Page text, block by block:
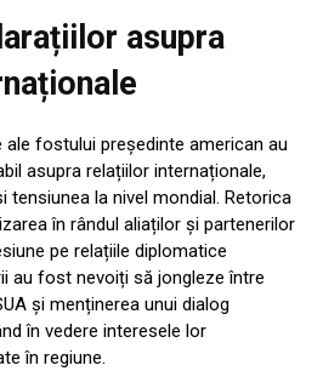
asupra
fostului președinte american au
asupra relațiilor internaționale,
tensiunea la nivel mondial. Retorica
în rândul aliaților și partenerilor
pe relațiile diplomatice
au fost nevoiți să jongleze între
și menținerea unui dialog
în vedere interesele lor
în regiune.